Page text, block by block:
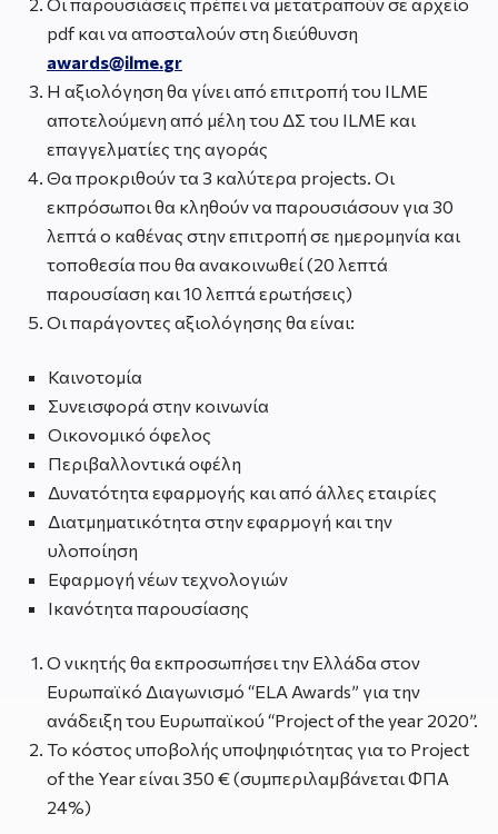
pdf και να αποσταλούν στη διεύθυνση
awards@ilme.gr
Η αξιολόγηση θα γίνει από επιτροπή του ILME
αποτελούμενη από μέλη του ΔΣ του ILME και
επαγγελματίες της αγοράς
Θα προκριθούν τα 3 καλύτερα projects. Οι
εκπρόσωποι θα κληθούν να παρουσιάσουν για 30
λεπτά ο καθένας στην επιτροπή σε ημερομηνία και
τοποθεσία που θα ανακοινωθεί (20 λεπτά
παρουσίαση και 10 λεπτά ερωτήσεις)
Οι παράγοντες αξιολόγησης θα είναι:
Καινοτομία
Συνεισφορά στην κοινωνία
Οικονομικό όφελος
Περιβαλλοντικά οφέλη
Δυνατότητα εφαρμογής και από άλλες εταιρίες
Διατμηματικότητα στην εφαρμογή και την
υλοποίηση
Εφαρμογή νέων τεχνολογιών
Ικανότητα παρουσίασης
Ο νικητής θα εκπροσωπήσει την Ελλάδα στον
Ευρωπαϊκό Διαγωνισμό “ELA Awards” για την
ανάδειξη του Ευρωπαϊκού “Project of the year 2020”.
Το κόστος υποβολής υποψηφιότητας για το Project
of the Year είναι 350 € (συμπεριλαμβάνεται ΦΠΑ
24%)